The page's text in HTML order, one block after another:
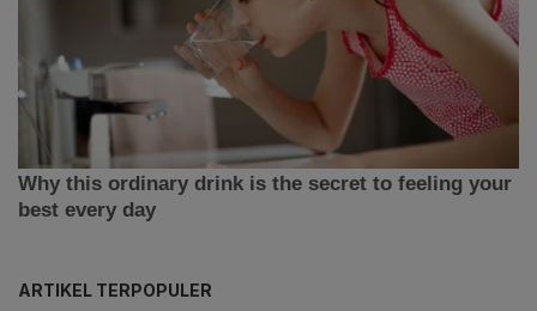
ARTIKEL TERPOPULER